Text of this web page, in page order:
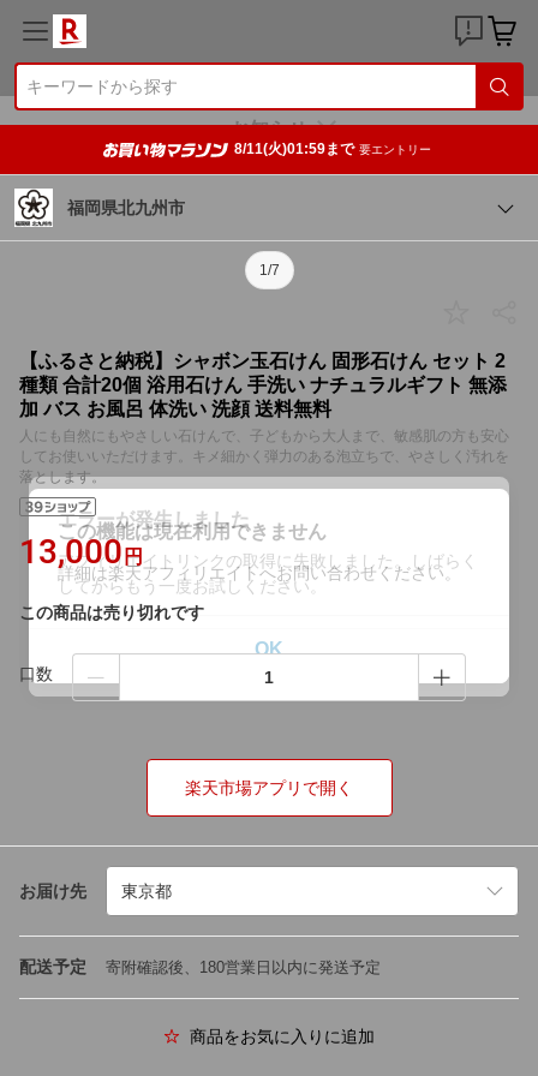
8/11(火)01:59まで 要エントリー
福岡県北九州市
1/7
【ふるさと納税】シャボン玉石けん 固形石けん セット 2
種類 合計20個 浴用石けん 手洗い ナチュラルギフト 無添
加 バス お風呂 体洗い 洗顔 送料無料
人にも自然にもやさしい石けんで、子どもから大人まで、敏感肌の方も安心
してお使いいただけます。キメ細かく弾力のある泡立ちで、やさしく汚れを
落とします。
13,000 円
この商品は売り切れです
口数
楽天市場アプリで開く
お届け先
配送予定 寄附確認後、180営業日以内に発送予定
商品をお気に入りに追加